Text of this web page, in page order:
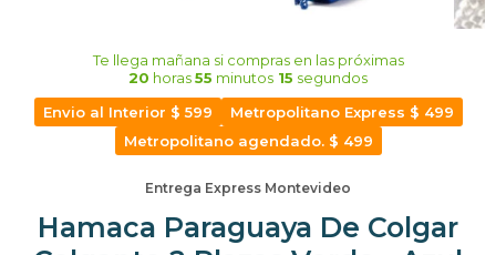
Te llega mañana si compras en las próximas
20 horas55 minutos 14 segundos
Envio al Interior $ 599
Metropolitano Express $ 499
Metropolitano agendado. $ 499
Entrega Express Montevideo
Hamaca Paraguaya De Colgar